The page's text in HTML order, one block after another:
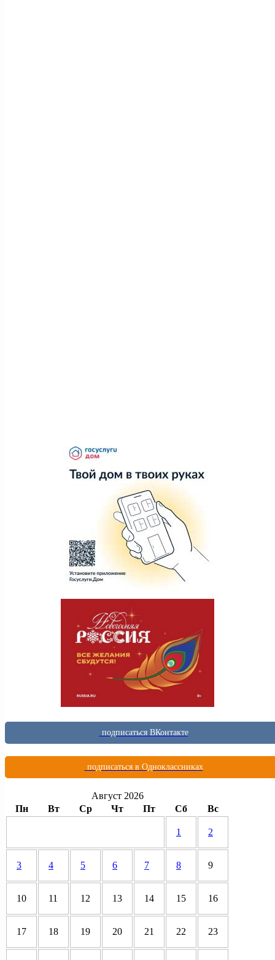
подписаться ВКонтакте
подписаться в Одноклассниках
Август 2026
Пн
Вт Ср Чт Пт Сб Вс
1 2
3 4 5 6 7 8 9
10 11 12 13 14 15 16
17 18 19 20 21 22 23